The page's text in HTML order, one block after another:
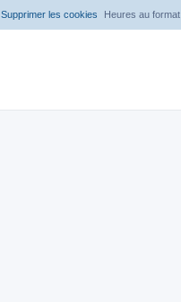
Heures au format
Supprimer les cookies